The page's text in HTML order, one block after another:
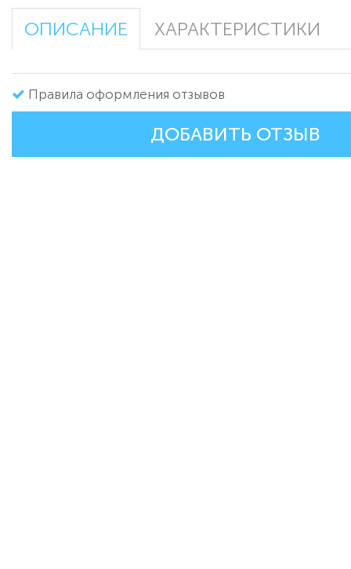
ОПИСАНИЕ ХАРАКТЕРИСТИКИ
Правила оформления отзывов
ДОБАВИТЬ ОТЗЫВ